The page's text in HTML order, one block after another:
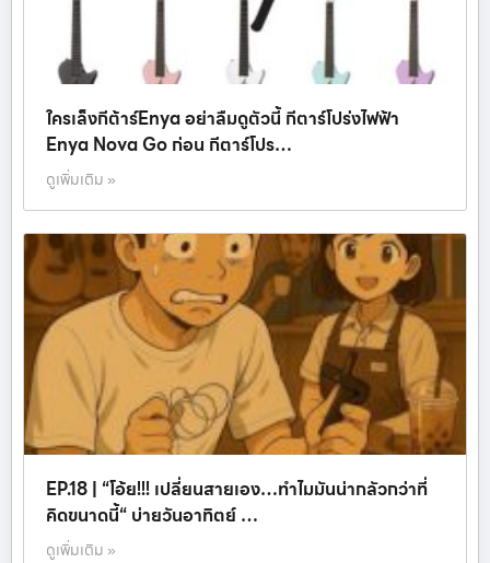
ใครเล็งกีต้าร์Enya อย่าลืมดูตัวนี้ กีตาร์โปร่งไฟฟ้า
Enya Nova Go ก่อน กีตาร์โปร…
ดูเพิ่มเติม »
EP.18 | “โอ้ย!!! เปลี่ยนสายเอง…ทำไมมันน่ากลัวกว่าที่
คิดขนาดนี้“ บ่ายวันอาทิตย์ …
ดูเพิ่มเติม »